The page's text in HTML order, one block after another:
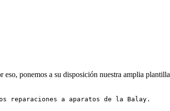
ponemos a su disposición nuestra amplia plantilla
reparaciones a aparatos de la Balay.